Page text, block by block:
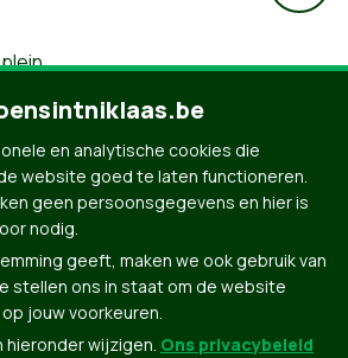
Sint-Niklaas 2026
en analytische cookies die
website goed te laten functioneren.
geen persoonsgegevens en hier is
nodig.
geeft, maken we ook gebruik van
stellen ons in staat om de website
jouw voorkeuren.
hieronder wijzigen. Ons privacybeleid